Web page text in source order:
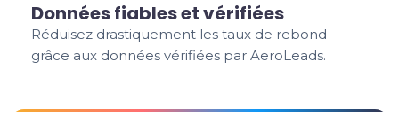
Données fiables et vérifiées
Réduisez drastiquement les taux de rebond
grâce aux données vérifiées par AeroLeads.